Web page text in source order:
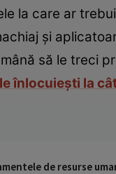
la care ar
şi
să le treci
înlocuieşti la
de resurse